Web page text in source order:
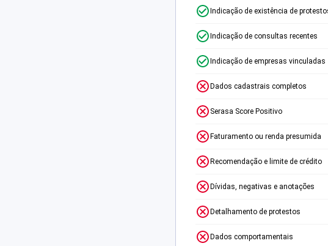
Indicação de existência de
Indicação de consultas recentes
Indicação de empresas vinculadas
Dados cadastrais completos
Serasa Score Positivo
Faturamento ou renda presumida
Recomendação e limite de crédito
Dívidas, negativas e anotações
Detalhamento de protestos
Dados comportamentais